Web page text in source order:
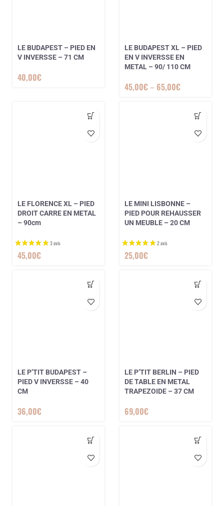
LE BUDAPEST – PIED EN
V INVERSSE – 71 CM
40,00€
LE BUDAPEST XL – PIED
EN V INVERSSE EN
METAL – 90/ 110 CM
45,00€– 65,00€
LE FLORENCE XL – PIED
DROIT CARRE EN METAL
– 90cm
45,00€
LE MINI LISBONNE –
PIED POUR REHAUSSER
UN MEUBLE – 20 CM
25,00€
LE P’TIT BUDAPEST –
PIED V INVERSSE – 40
CM
36,00€
LE P’TIT BERLIN – PIED
DE TABLE EN METAL
TRAPEZOIDE – 37 CM
69,00€